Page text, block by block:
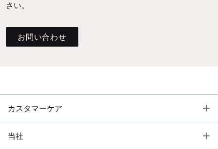
さい。
お問い合わせ
カスタマーケア
当社